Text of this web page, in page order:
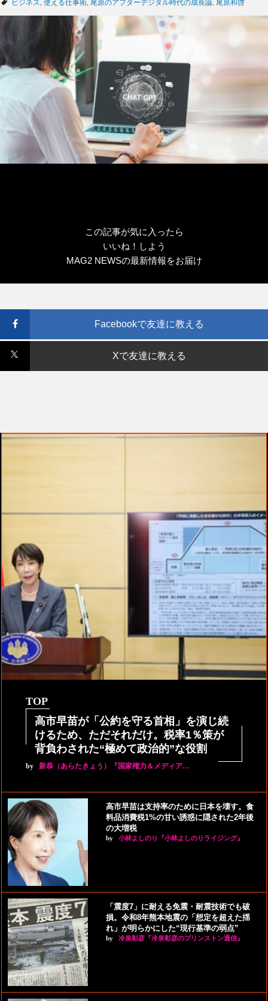
タ
ビジネス 使える仕事術 尾原のアフターデジタル時代の成長論 尾原和啓
この記事が気に入ったら
いいね！しよう
MAG2 NEWSの最新情報をお届け
Facebookで友達に教える
Xで友達に教える
TOP
高市早苗が「公約を守る首相」を演じ続
けるため、ただそれだけ。税率1％策が
背負わされた“極めて政治的”な役割
by 新恭（あらたきょう）『国家権力＆メディア…
高市早苗は支持率のために日本を壊す。食
料品消費税1%の甘い誘惑に隠された2年後
の大増税
by 小林よしのり『小林よしのりライジング』
「震度7」に耐える免震・耐震技術でも破
損。令和8年熊本地震の「想定を超えた揺
れ」が明らかにした“現行基準の弱点”
by 冷泉彰彦『冷泉彰彦のプリンストン通信』